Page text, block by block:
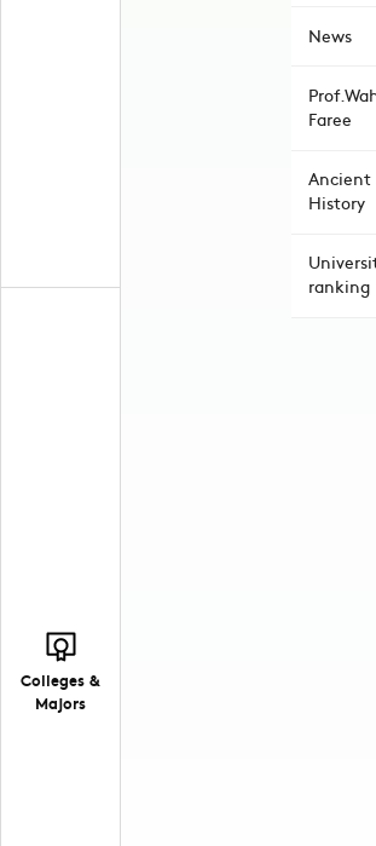
Colleges &
Majors
News
Faree
Ancient
History
ranking